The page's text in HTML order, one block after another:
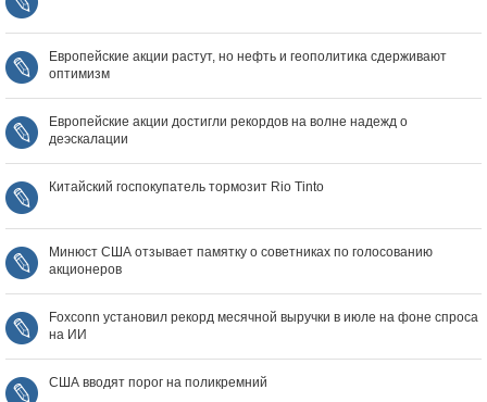
Европейские акции растут, но нефть и геополитика сдерживают
оптимизм
Европейские акции достигли рекордов на волне надежд о
деэскалации
Китайский госпокупатель тормозит Rio Tinto
Минюст США отзывает памятку о советниках по голосованию
акционеров
Foxconn установил рекорд месячной выручки в июле на фоне спроса
на ИИ
США вводят порог на поликремний